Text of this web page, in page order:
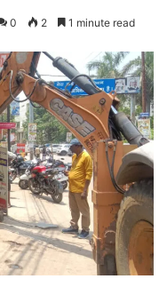
0 2 1 minute read